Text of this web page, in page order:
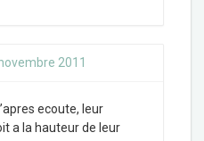
2011
ecoute, leur
a la hauteur de leur